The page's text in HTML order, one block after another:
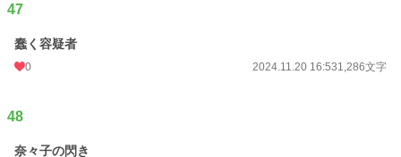
47
蠢く容疑者
0 2024.11.20 16:531,286文字
48
奈々子の閃き